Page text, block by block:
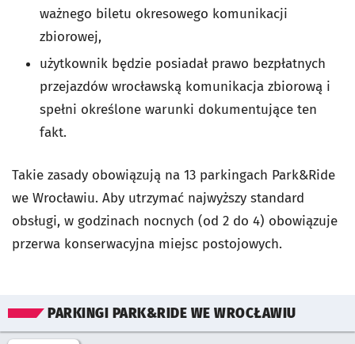
ważnego biletu okresowego komunikacji
zbiorowej,
użytkownik będzie posiadał prawo bezpłatnych
przejazdów wrocławską komunikacja zbiorową i
spełni określone warunki dokumentujące ten
fakt.
Takie zasady obowiązują na 13 parkingach Park&Ride
we Wrocławiu. Aby utrzymać najwyższy standard
obsługi, w godzinach nocnych (od 2 do 4) obowiązuje
przerwa konserwacyjna miejsc postojowych.
PARKINGI PARK&RIDE WE WROCŁAWIU